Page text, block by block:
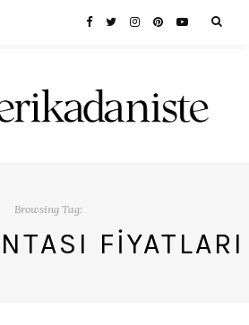
Browsing Tag:
FIYATLARI